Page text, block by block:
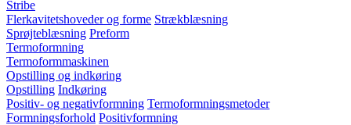
Stribe
Flerkavitetshoveder og forme Strækblæsning
Sprøjteblæsning Preform
Termoformning
Termoformmaskinen
Opstilling og indkøring
Opstilling Indkøring
Positiv- og negativformning Termoformningsmetoder
Formningsforhold Positivformning